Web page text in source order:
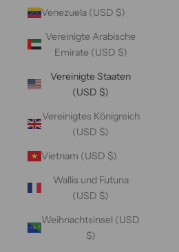
Venezuela (USD $)
Vereinigte Arabische
Emirate (USD $)
Vereinigte Staaten
(USD $)
Vereinigtes Königreich
(USD $)
Vietnam (USD $)
Wallis und Futuna
(USD $)
Weihnachtsinsel (USD
$)